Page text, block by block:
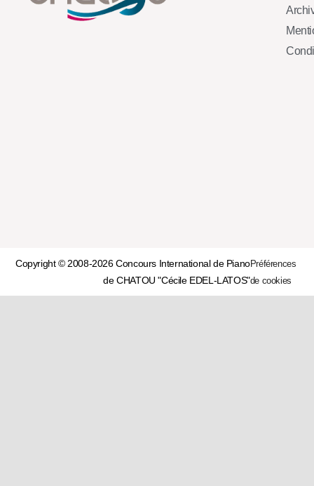
Copyright © 2008-2026 Concours International de Piano
de CHATOU "Cécile EDEL-LATOS"
Préférences
de cookies